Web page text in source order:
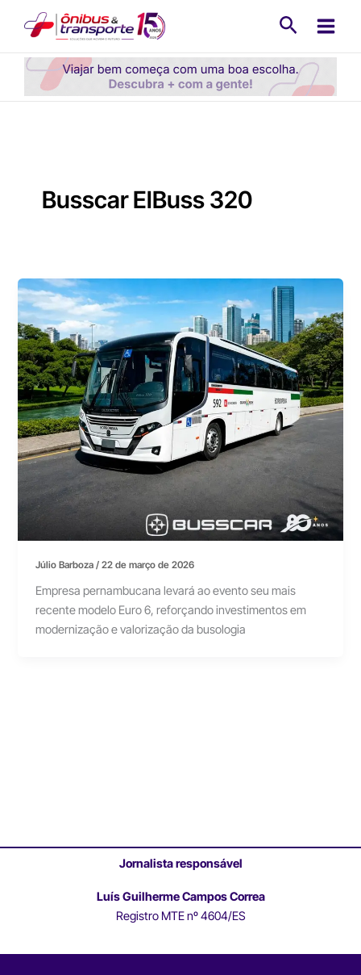
conteúdo
Busscar ElBuss 320
Júlio Barboza/22 de março de 2026
Empresa pernambucana levará ao evento seu mais
recente modelo Euro 6, reforçando investimentos em
modernização e valorização da busologia
Jornalista responsável
Luís Guilherme Campos Correa
Registro MTE nº 4604/ES